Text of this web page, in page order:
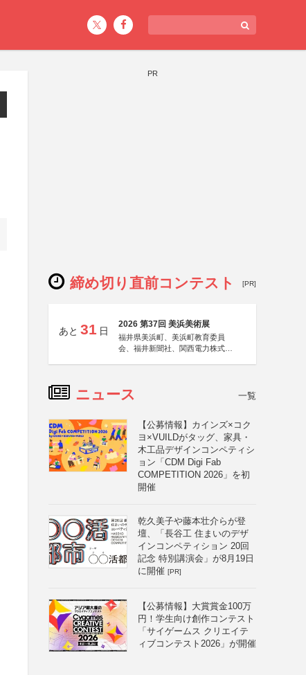
PR
締め切り直前コンテスト [PR]
あと 31 日
2026 第37回 美浜美術展
福井県美浜町、美浜町教育委員
会、福井新聞社、関西電力株式会
ニュース 一覧
【公募情報】カインズ×コク
ヨ×VUILDがタッグ、家具・
木工品デザインコンペティシ
ョン「CDM Digi Fab
COMPETITION 2026」を初
開催
乾久美子や藤本壮介らが登
壇、「長谷工 住まいのデザ
インコンペティション 20回
記念 特別講演会」が8月19日
に開催 [PR]
【公募情報】大賞賞金100万
円！学生向け創作コンテスト
「サイゲームス クリエイテ
ィブコンテスト2026」が開催